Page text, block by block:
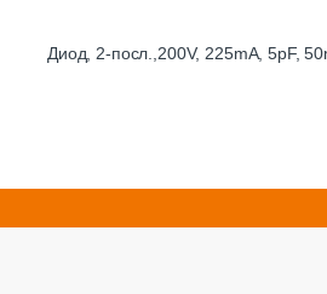
Диод, 2-посл.,200V, 225mA, 5pF,